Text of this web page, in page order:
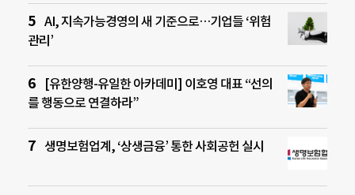
AI, 지속가능경영의 새 기준으로…기업들 ‘위험
관리’
[유한양행-유일한 아카데미] 이호영 대표 “선의
를 행동으로 연결하라”
생명보험업계, ‘상생금융’ 통한 사회공헌 실시